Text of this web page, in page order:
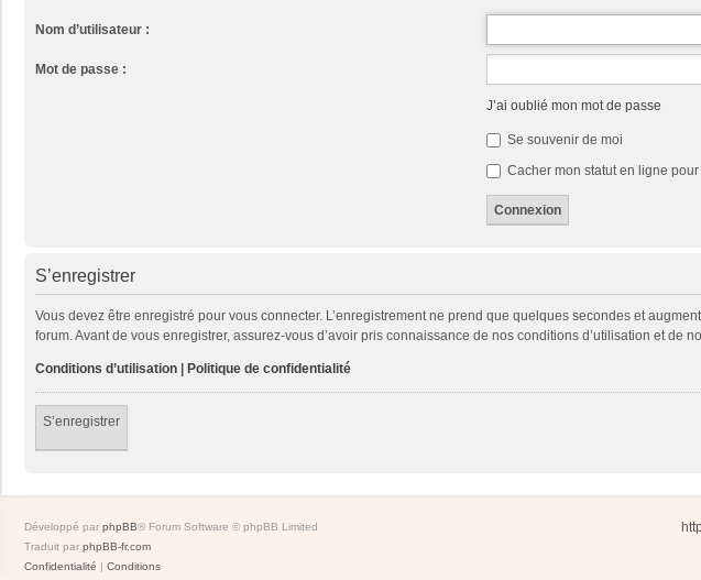
Nom d’utilisateur :
Mot de passe :
J’ai oublié mon mot de passe
Se souvenir de moi
Cacher mon statut en ligne
S’enregistrer
Vous devez être enregistré pour vous connecter. L’enregistrement ne prend que quelques secondes et
forum. Avant de vous enregistrer, assurez-vous d’avoir pris connaissance de nos conditions d’utilisation et
Conditions d’utilisation Politique de confidentialité
S’enregistrer
Développé par phpBB® Forum Software © phpBB Limited
Traduit par phpBB-fr.com
Confidentialité | Conditions